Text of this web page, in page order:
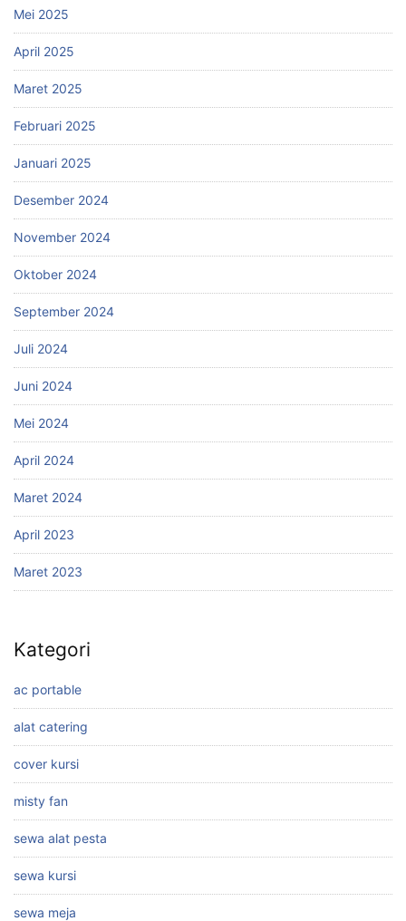
Mei 2025
April 2025
Maret 2025
Februari 2025
Januari 2025
Desember 2024
November 2024
Oktober 2024
September 2024
Juli 2024
Juni 2024
Mei 2024
April 2024
Maret 2024
April 2023
Maret 2023
Kategori
ac portable
alat catering
cover kursi
misty fan
sewa alat pesta
sewa kursi
sewa meja